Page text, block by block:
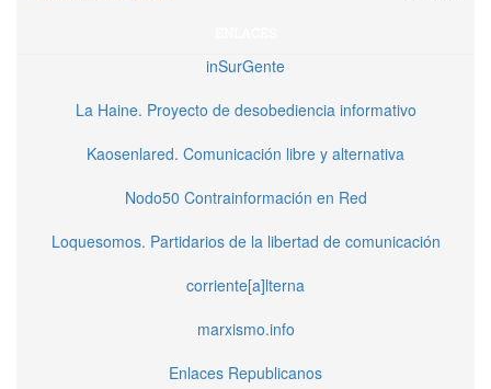
inSurGente
La Haine. Proyecto de desobediencia informativo
Kaosenlared. Comunicación libre y alternativa
Nodo50 Contrainformación en Red
Loquesomos. Partidarios de la libertad de comunicación
corriente[a]lterna
marxismo.info
Enlaces Republicanos